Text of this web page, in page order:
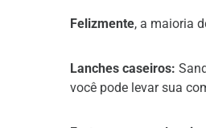
Felizmente, a maioria
Lanches caseiros:
você pode levar sua